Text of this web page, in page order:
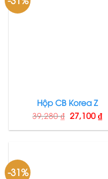
Hộp CB Korea Z
39,280₫ 27,100 ₫
-31%